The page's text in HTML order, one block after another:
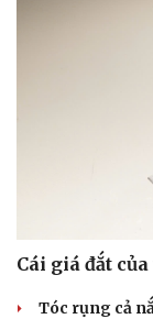
Cái giá đắt
Tóc rụng cả